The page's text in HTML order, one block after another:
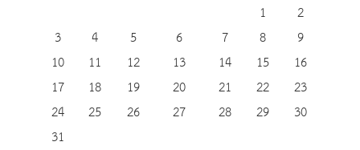
1
2
3
4 5 6 7 8
9
10
11 12 13 14 15
16
17
18 19 20 21 22
23
24
25 26 27 28 29
30
31